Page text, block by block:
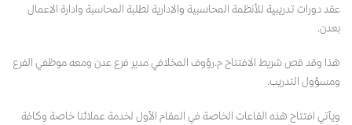
عقد دورات تدريبية للأنظمة المحاسبية والادارية لطلبة المحاسبة وادارة الاعمال
بعدن.
هذا وقد قص شريط الافتتاح م.رؤوف المخلافي مدير فرع عدن ومعه موظفي الفرع
ومسؤول التدريب.
ويأتي افتتاح هذه القاعات الخاصة في المقام الأول لخدمة عملائنا خاصة وكافة